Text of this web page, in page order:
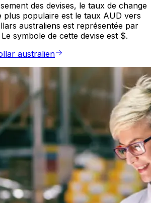
des devises, le taux de change
plus populaire est le taux AUD vers
australiens est représentée par
symbole de cette devise est $.
australien